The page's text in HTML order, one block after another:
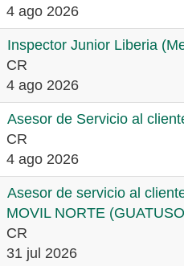
4 ago 2026
Inspector Junior Liberia
CR
4 ago 2026
Asesor de Servicio al
CR
4 ago 2026
Asesor de servicio al
MOVIL NORTE
CR
31 jul 2026